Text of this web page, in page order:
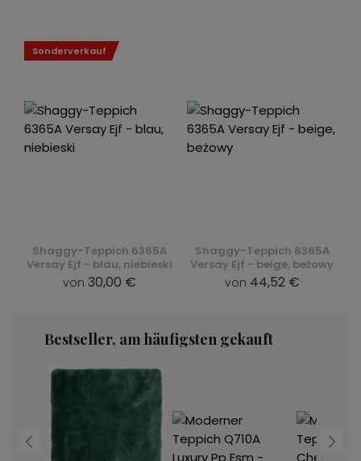
Shaggy-Teppich 6365A
Versay Ejf - blau, niebieski
von 30,00 €
Sonderverkauf
Shaggy-Teppich 6365A
Versay Ejf - beige, beżowy
von 44,52 €
Bestseller, am häufigsten gekauft